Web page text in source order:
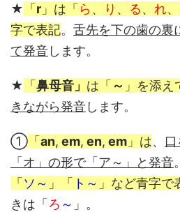
★ 「r 」は「ら、 り 、 る、 れ、
字で表記。 舌先を下の歯の裏
て発音します。
★ 「鼻母音」 は「～ 」を添え
きながら発音します。
① 「an, em, en, em 」は、
「オ」の形で「ア～」と発音。
「ソ～ 」「 ト～ 」など青字で
きは「ろ ～ 」。